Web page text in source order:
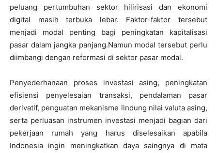
peluang pertumbuhan sektor hilirisasi dan ekonomi
digital masih terbuka lebar. Faktor-faktor tersebut
menjadi modal penting bagi peningkatan kapitalisasi
pasar dalam jangka panjang.Namun modal tersebut perlu
diimbangi dengan reformasi di sektor pasar modal.
Penyederhanaan proses investasi asing, peningkatan
efisiensi penyelesaian transaksi, pendalaman pasar
derivatif, penguatan mekanisme lindung nilai valuta asing,
serta perluasan instrumen investasi menjadi bagian dari
pekerjaan rumah yang harus diselesaikan apabila
Indonesia ingin meningkatkan daya saingnya di mata